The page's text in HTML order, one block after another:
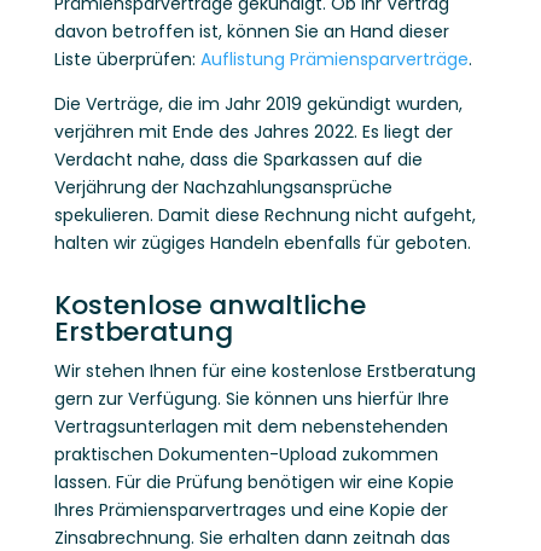
davon betroffen ist, können Sie an Hand dieser
Liste überprüfen: Auflistung Prämiensparverträge.
Die Verträge, die im Jahr 2019 gekündigt wurden,
verjähren mit Ende des Jahres 2022. Es liegt der
Verdacht nahe, dass die Sparkassen auf die
Verjährung der Nachzahlungsansprüche
spekulieren. Damit diese Rechnung nicht aufgeht,
halten wir zügiges Handeln ebenfalls für geboten.
Kostenlose anwaltliche
Erstberatung
Wir stehen Ihnen für eine kostenlose Erstberatung
gern zur Verfügung. Sie können uns hierfür Ihre
Vertragsunterlagen mit dem nebenstehenden
praktischen Dokumenten-Upload zukommen
lassen. Für die Prüfung benötigen wir eine Kopie
Ihres Prämiensparvertrages und eine Kopie der
Zinsabrechnung. Sie erhalten dann zeitnah das